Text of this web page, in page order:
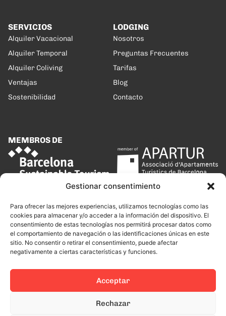
Gestionar consentimiento
Para ofrecer las mejores experiencias, utilizamos tecnologías como las
cookies para almacenar y/o acceder a la información del dispositivo. El
consentimiento de estas tecnologías nos permitirá procesar datos como
el comportamiento de navegación o las identificaciones únicas en este
sitio. No consentir o retirar el consentimiento, puede afectar
negativamente a ciertas características y funciones.
Acceptar
Rechazar
SERVICIOS
Alquiler Vacacional
Alquiler Temporal
Alquiler Coliving
Ventajas
Sostenibilidad
LODGING
Nosotros
Preguntas Frecuentes
Tarifas
Blog
Contacto
MEMBROS DE